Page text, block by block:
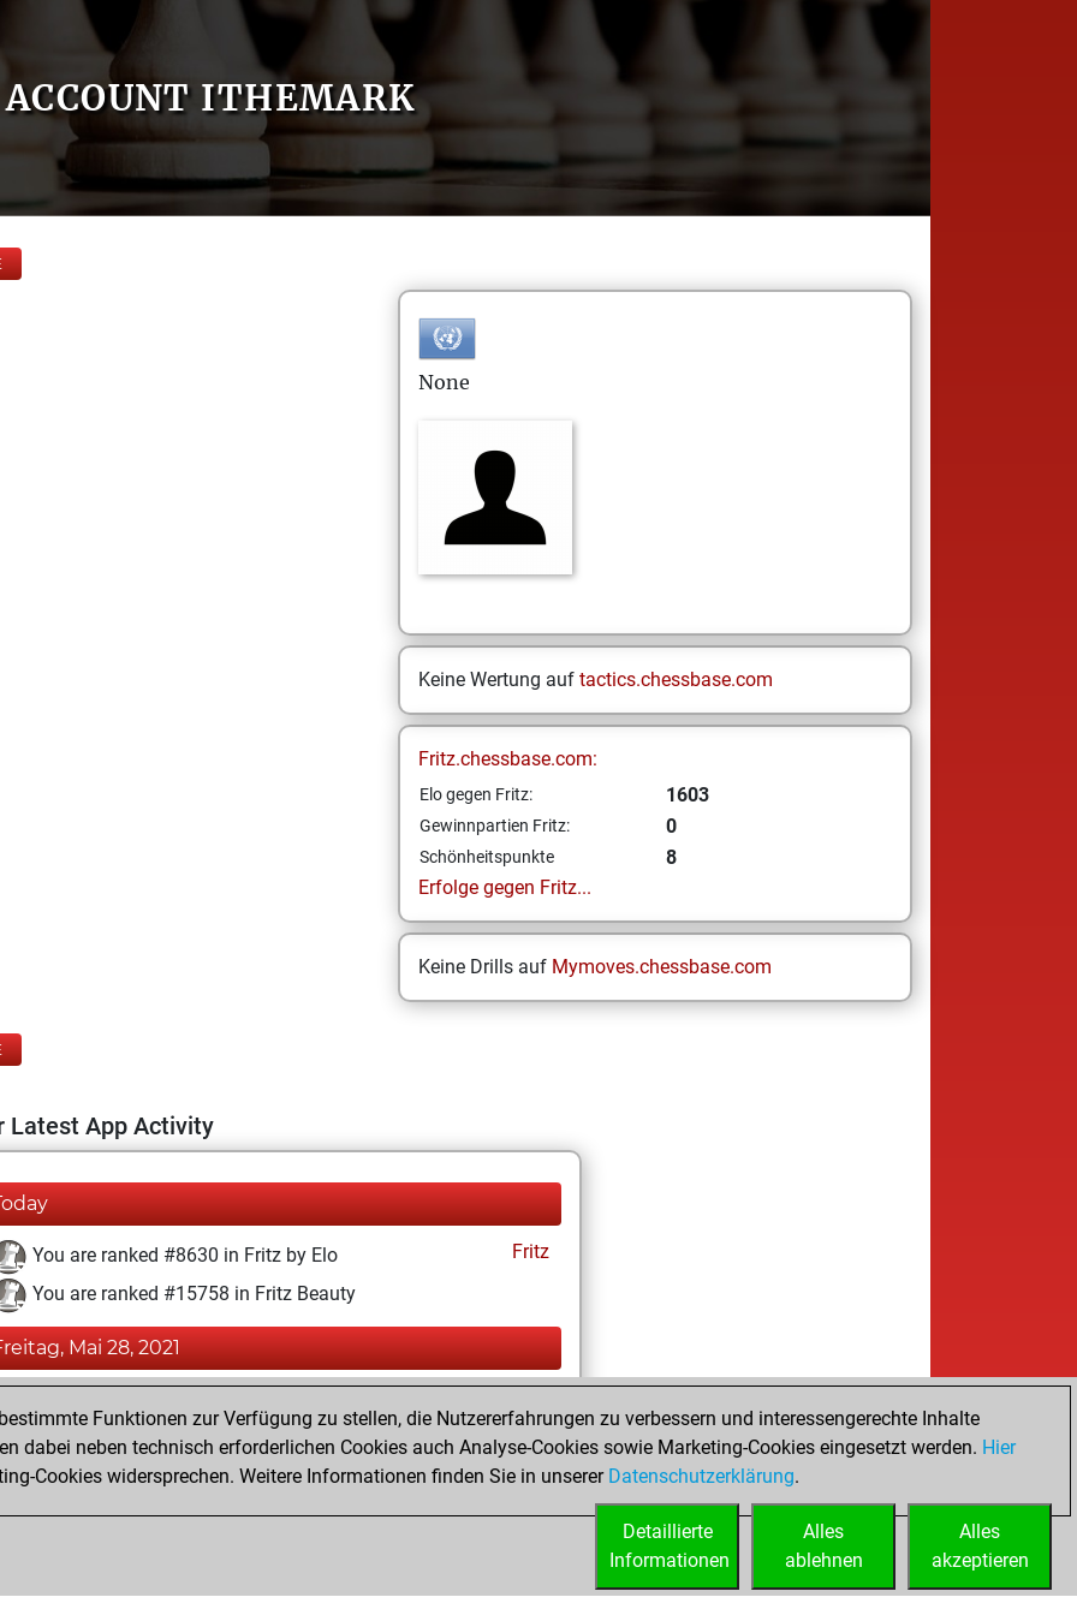
ACCOUNT ITHEMARK
None
Keine Wertung auf tactics.chessbase.com
Fritz.chessbase.com:
Elo gegen Fritz: 1603
Gewinnpartien Fritz: 0
Schönheitspunkte
8
Erfolge gegen Fritz...
Keine Drills auf Mymoves.chessbase.com
Latest App Activity
You are ranked #8630 in Fritz by Elo
Fritz
You are ranked #15758 in Fritz Beauty
Mai 28, 2021
You achieved a new Elo of 1603
You created your Fritz account
Funktionen zur Verfügung zu stellen, die Nutzererfahrungen zu verbessern und interessengerechte Inhalte
dabei neben technisch erforderlichen Cookies auch Analyse-Cookies sowie Marketing-Cookies eingesetzt werden. Hier
Cookies widersprechen. Weitere Informationen finden Sie in unserer Datenschutzerklärung.
Alles
akzeptieren
Alles
ablehnen
Detaillierte
Informationen